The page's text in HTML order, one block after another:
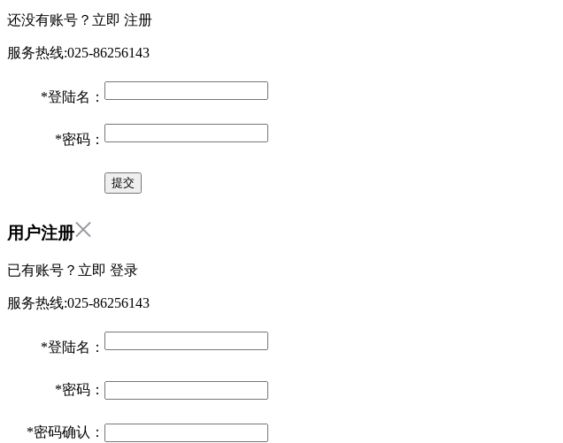
还没有账号？立即 注册
服务热线:025-86256143
*登陆名：
*密码：
用户注册
已有账号？立即 登录
服务热线:025-86256143
*登陆名：
*密码：
*密码确认：